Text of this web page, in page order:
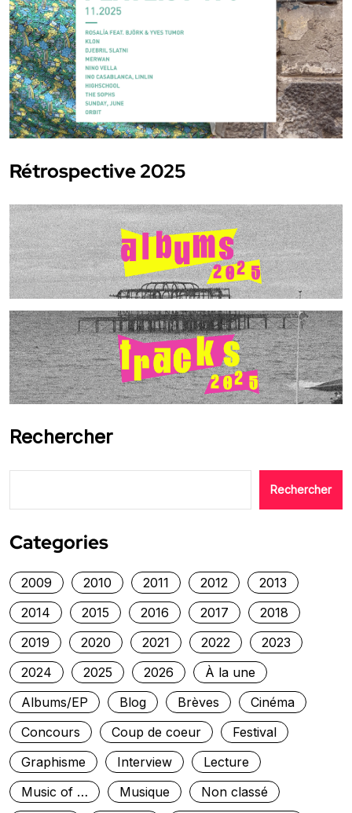
Rétrospective 2025
Rechercher
Rechercher
Categories
2009 2010 2011 2012
2013
2014
2015 2016 2017
2018
2019
2020 2021 2022
2023
2024
2025 2026
À la une
Albums/EP
Blog Brèves
Cinéma
Concours
Coup de coeur
Festival
Graphisme
Interview
Lecture
Music of …
Musique
Non classé